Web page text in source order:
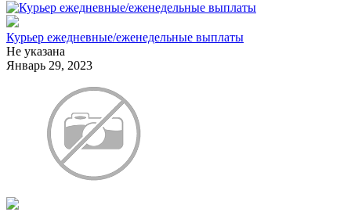
Курьер ежедневные/еженедельные выплаты
Не указана
Январь 29, 2023